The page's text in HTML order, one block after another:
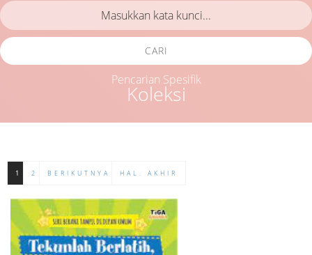
Koleksi
CARI
Pencarian Spesifik
1 2 BERIKUTNYA HAL. AKHIR